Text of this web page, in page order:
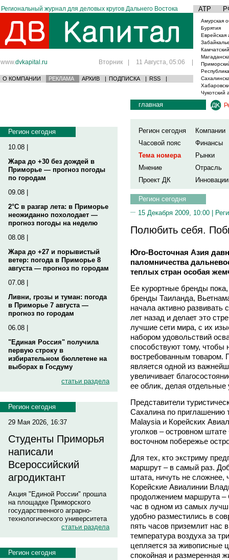
Региональный журнал для деловых кругов Дальнего Востока АТР
www.dvkapital.ru Вторник | 11 Августа, 05:06 |
О КОМПАНИИ РЕКЛАМА АРХИВ | ПОДПИСКА | RSS |
Амурская
Бурятия
Еврейская
Чукотский
Регион сегодня
10.08 |
Жара до +30 без дождей в
Приморье — прогноз погоды
по городам
09.08 |
2°C в разгар лета: в Приморье
неожиданно похолодает —
прогноз погоды на неделю
08.08 |
Жара до +27 и порывистый
ветер: погода в Приморье 8
августа — прогноз по городам
07.08 |
Ливни, грозы и туман: погода
в Приморье 7 августа —
прогноз по городам
06.08 |
"Единая Россия" получила
первую строку в
избирательном бюллетене на
выборах в Госдуму
статьи раздела
Регион сегодня
29 Мая 2026, 16:37
Студенты Приморья
написали
Всероссийский
агродиктант
Акция "Единой России" прошла
на площадке Приморского
государственного аграрно-
технологического университета
статьи раздела
Регион сегодня
главная
Регион сегодня
Компании
Часовой пояс
Финансы
Тема номера
Рынки
Мнение
Отрасль
Проект ДК
Инновации
Регион сегодня
15 Декабря 2009, 10:00 |
Полюбить себя.
Юго-Восточная Азия
паломничества
теплых стран особая
Ее курортные бренды
бренды Таиланда,
начала активно развивать
лет назад и делает это
лучшие сети мира, с их
набором удовольствий
способствуют тому, чтобы
востребованным товаром.
является одной из
увеличивает
ее облик, делая отдельные
Представители
Сахалина по приглашению
Malaysia и Корейских
уголков – островном
восточном побережье
Для тех, кто экстриму
маршрут – в самый раз.
штата, ничуть не
Корейские Авиалинии
продолжением маршрута –
час в одном из самых
удобно разместились в
пять часов приземлит нас
температура воздуха за
цепляется за живописные
спокойная и размеренная